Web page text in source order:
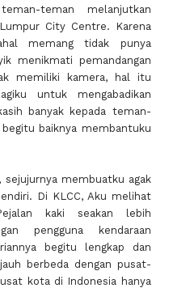
teman melanjutkan
City Centre. Karena
memang tidak punya
menikmati pemandangan
memiliki kamera, hal itu
untuk mengabadikan
banyak kepada teman-
begitu baiknya membantuku
membuatku agak
Di KLCC, Aku melihat
kaki seakan lebih
pengguna kendaraan
begitu lengkap dan
berbeda dengan pusat-
kota di Indonesia hanya